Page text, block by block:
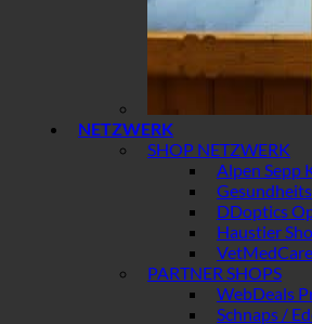
NETZWERK
SHOP NETZWERK
Alpen Sepp
DDoptics
Haustier
PARTNER SHOPS
WebDeals
Schnaps /